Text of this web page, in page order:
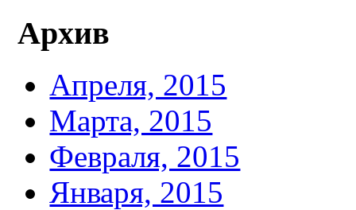
Архив
Апреля, 2015
Марта, 2015
Февраля, 2015
Января, 2015